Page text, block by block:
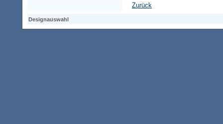
Zurück
Designauswahl
Designauswahl